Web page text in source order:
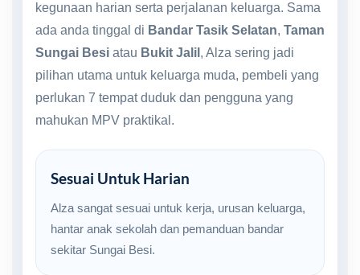
kegunaan harian serta perjalanan keluarga. Sama
ada anda tinggal di Bandar Tasik Selatan, Taman
Sungai Besi atau Bukit Jalil , Alza sering jadi
pilihan utama untuk keluarga muda, pembeli yang
perlukan 7 tempat duduk dan pengguna yang
mahukan MPV praktikal.
Sesuai Untuk Harian
Alza sangat sesuai untuk kerja, urusan keluarga,
hantar anak sekolah dan pemanduan bandar
sekitar Sungai Besi.